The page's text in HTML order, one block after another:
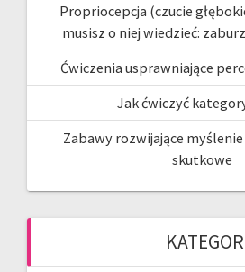
Propriocepcja (czucie
musisz o niej wiedzieć:
Ćwiczenia usprawniające
Jak ćwiczyć
Zabawy rozwijające
skutkowe